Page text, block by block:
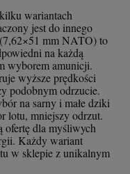
wariantach
jest do innego
mm NATO) to
na każdą
wyborem amunicji.
wyższe prędkości
podobnym odrzucie.
na sarny i małe dziki
lotu, mniejszy odrzut.
ofertę dla myśliwych
Każdy wariant
w sklepie z unikalnym